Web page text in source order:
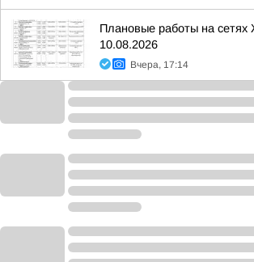
Плановые работы на
10.08.2026
Вчера, 17:14